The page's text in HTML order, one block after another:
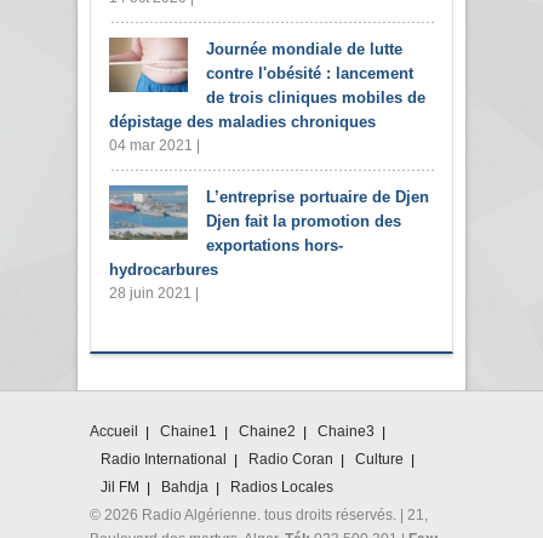
Journée mondiale de lutte
contre l'obésité : lancement
de trois cliniques mobiles de
dépistage des maladies chroniques
04 mar 2021 |
L’entreprise portuaire de Djen
Djen fait la promotion des
exportations hors-
hydrocarbures
28 juin 2021 |
Accueil Chaine1 Chaine2
Chaine3
Radio International
Radio Coran
Culture
Jil FM
Bahdja
Radios Locales
© 2026 Radio Algérienne. tous droits réservés. | 21,